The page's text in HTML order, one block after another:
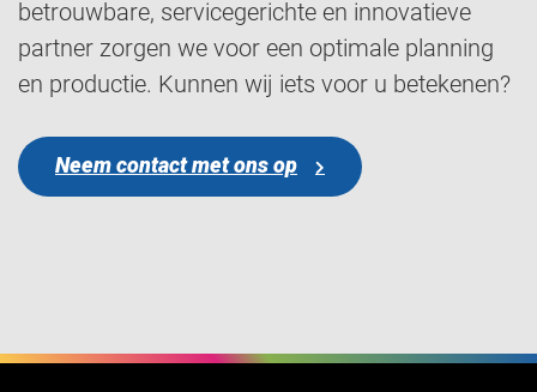
betrouwbare, servicegerichte en innovatieve
partner zorgen we voor een optimale planning
en productie. Kunnen wij iets voor u betekenen?
Neem contact met ons op